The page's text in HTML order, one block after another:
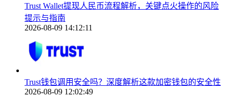
Trust Wallet提现人民币流程解析，关键点火操作的风险
提示与指南
2026-08-09 14:12:11
Trust钱包调用安全吗？深度解析这款加密钱包的安全性
2026-08-09 12:02:49